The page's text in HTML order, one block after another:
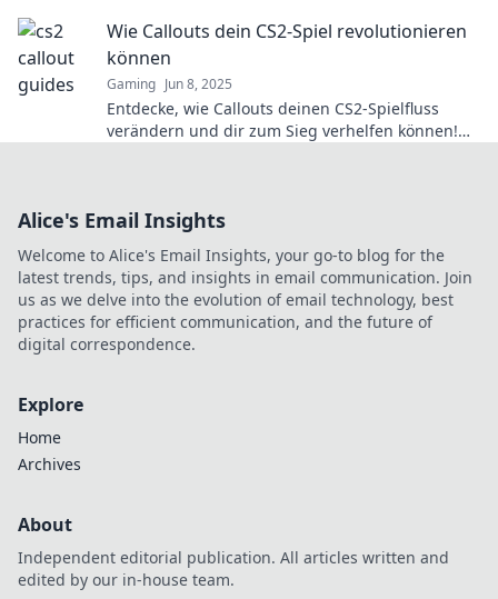
Wie Callouts dein CS2-Spiel revolutionieren
können
Gaming Jun 8, 2025
Entdecke, wie Callouts deinen CS2-Spielfluss
verändern und dir zum Sieg verhelfen können!
Alice's Email Insights
Welcome to Alice's Email Insights, your go-to blog for the
latest trends, tips, and insights in email communication. Join
us as we delve into the evolution of email technology, best
practices for efficient communication, and the future of
digital correspondence.
Explore
Home
Archives
About
Independent editorial publication. All articles written and
edited by our in-house team.